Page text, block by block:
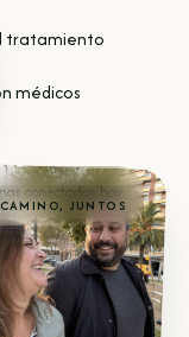
tratamiento
médicos
conectadas hoy
JUNTOS